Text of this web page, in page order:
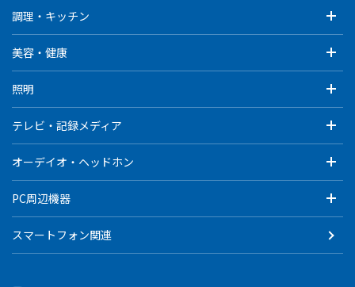
調理・キッチン
美容・健康
照明
テレビ・記録メディア
オーデイオ・ヘッドホン
PC周辺機器
スマートフォン関連